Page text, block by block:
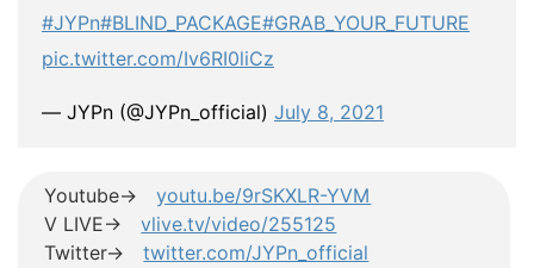
#JYPn#BLIND_PACKAGE#GRAB_YOUR_FUTURE
pic.twitter.com/Iv6RI0liCz
— JYPn (@JYPn_official) July 8, 2021
Youtube→youtu.be/9rSKXLR-YVM
V LIVE→vlive.tv/video/255125
Twitter→twitter.com/JYPn_official